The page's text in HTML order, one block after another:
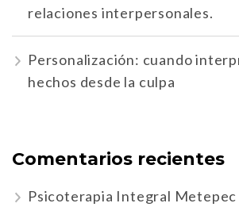
relaciones interpersonales.
Personalización: cuando
hechos desde la culpa
Comentarios recientes
Psicoterapia Integral Metepec